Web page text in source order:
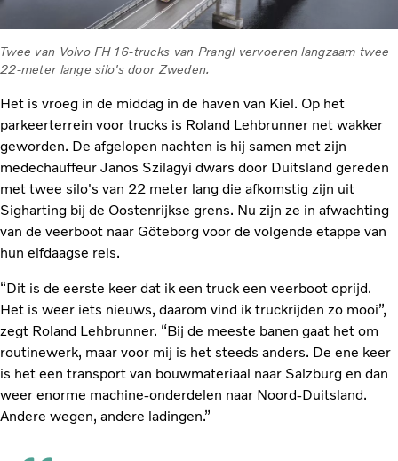
Twee van Volvo FH16-trucks van Prangl vervoeren langzaam twee
22-meter lange silo's door Zweden.
Het is vroeg in de middag in de haven van Kiel. Op het
parkeerterrein voor trucks is Roland Lehbrunner net wakker
geworden. De afgelopen nachten is hij samen met zijn
medechauffeur Janos Szilagyi dwars door Duitsland gereden
met twee silo's van 22 meter lang die afkomstig zijn uit
Sigharting bij de Oostenrijkse grens. Nu zijn ze in afwachting
van de veerboot naar Göteborg voor de volgende etappe van
hun elfdaagse reis.
“Dit is de eerste keer dat ik een truck een veerboot oprijd.
Het is weer iets nieuws, daarom vind ik truckrijden zo mooi”,
zegt Roland Lehbrunner. “Bij de meeste banen gaat het om
routinewerk, maar voor mij is het steeds anders. De ene keer
is het een transport van bouwmateriaal naar Salzburg en dan
weer enorme machine-onderdelen naar Noord-Duitsland.
Andere wegen, andere ladingen.”